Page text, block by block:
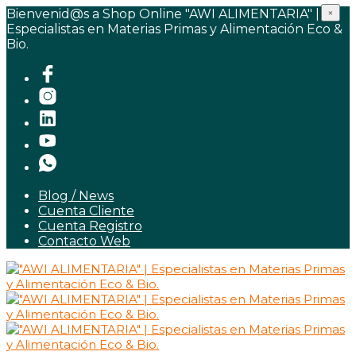
Bienvenid@s a Shop Online "AWI ALIMENTARIA" |
Especialistas en Materias Primas y Alimentación Eco &
Bio.
Blog / News
Cuenta Cliente
Cuenta Registro
Contacto Web
×